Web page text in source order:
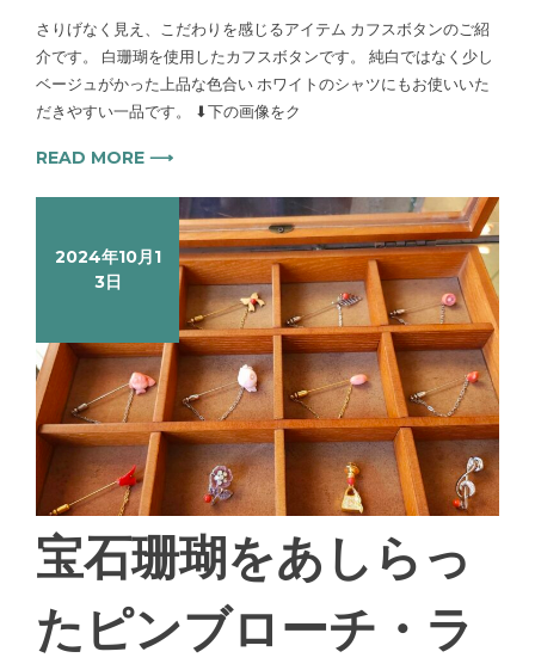
さりげなく見え、こだわりを感じるアイテム カフスボタンのご紹
介です。 白珊瑚を使用したカフスボタンです。 純白ではなく少し
ベージュがかった上品な色合い ホワイトのシャツにもお使いいた
だきやすい一品です。 ⬇︎下の画像をク
READ MORE ⟶
2024年10月1
3日
宝石珊瑚をあしらっ
たピンブローチ・ラ